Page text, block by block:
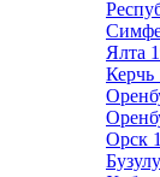
Ялта
Керчь
Орск